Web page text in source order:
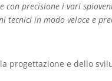
precisione i vari
tecnici in modo veloce e
progettazione e dello